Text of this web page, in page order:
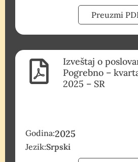
Preuzmi
Izveštaj o
Pogrebno –
2025 – SR
Godina:2025
Jezik:Srpski